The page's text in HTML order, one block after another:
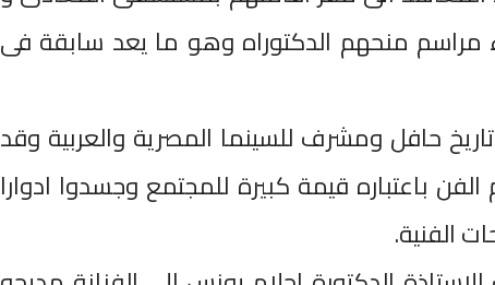
مراسم منحهم الدكتوراه وهو ما يعد سابقة فى
تاريخ حافل ومشرف للسينما المصرية والعربية وقد
الفن باعتباره قيمة كبيرة للمجتمع وجسدوا ادوارا
الفنية.